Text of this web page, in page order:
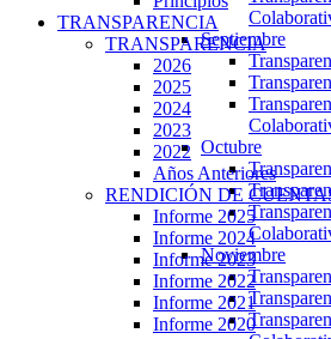
Septiembre
Octubre
Noviembre
TRANSPARENCIA
TRANSPARENCIA
2026
2025
2024
2023
2022
Años Anteriores
RENDICIÓN DE
Informe 2025
Informe 2024
Informe 2023
Informe 2022
Informe 2021
Informe 2020